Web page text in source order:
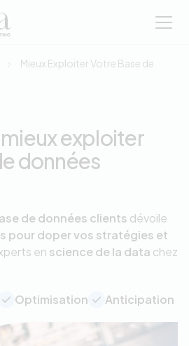
Mieux Exploiter Votre Base de
exploiter
données
de données clients dévoile
pour doper vos stratégies et
en science de la data chez
Optimisation Anticipation